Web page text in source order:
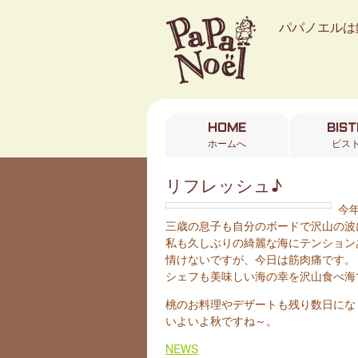
パパノエル
HOME
ホームへ ビス
リフレッシュ♪
今
三歳の息子も自分のボードで沢山の
私も久しぶりの綺麗な海にテンショ
情けないですが、今日は筋肉痛です。
シェフも美味しい海の幸を沢山食べ
桃のお料理やデザートも残り数日に
いよいよ秋ですね～。
NEWS